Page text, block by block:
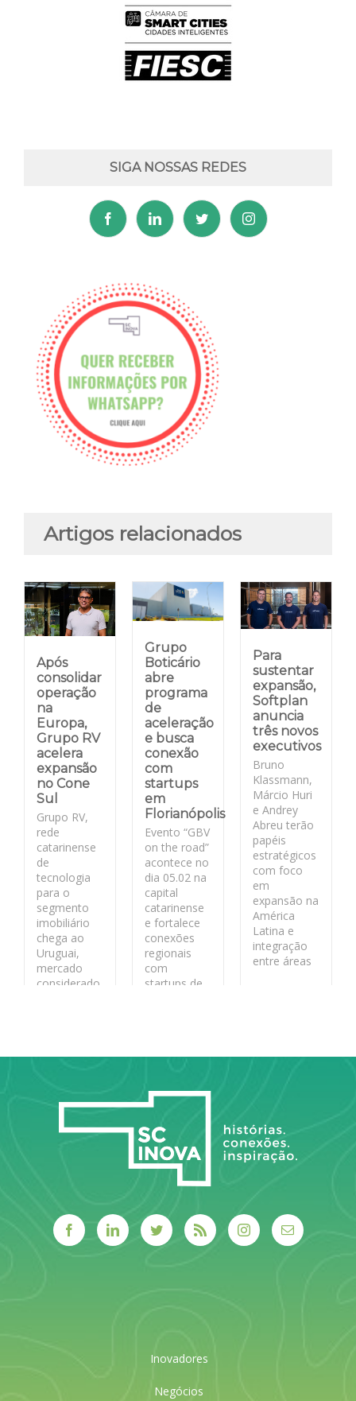
SIGA NOSSAS REDES
Artigos relacionados
Após
consolidar
operação
na
Europa,
Grupo RV
acelera
expansão
no Cone
Sul
Grupo RV,
rede
catarinense
de
tecnologia
para o
segmento
imobiliário
chega ao
Uruguai,
mercado
considerado
Grupo
Boticário
abre
programa
de
aceleração
e busca
conexão
com
startups
em
Florianópolis
Evento “GBV
on the road”
acontece no
dia 05.02 na
capital
catarinense
e fortalece
conexões
regionais
com
startups de
Para
sustentar
expansão,
Softplan
anuncia
três novos
executivos
Bruno
Klassmann,
Márcio Huri
e Andrey
Abreu terão
papéis
estratégicos
com foco
em
expansão na
América
Latina e
integração
entre áreas
Inovadores
Negócios